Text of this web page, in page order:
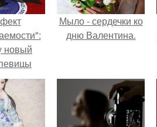
новый
о
Мыло - сердечки ко
дню Валентина.